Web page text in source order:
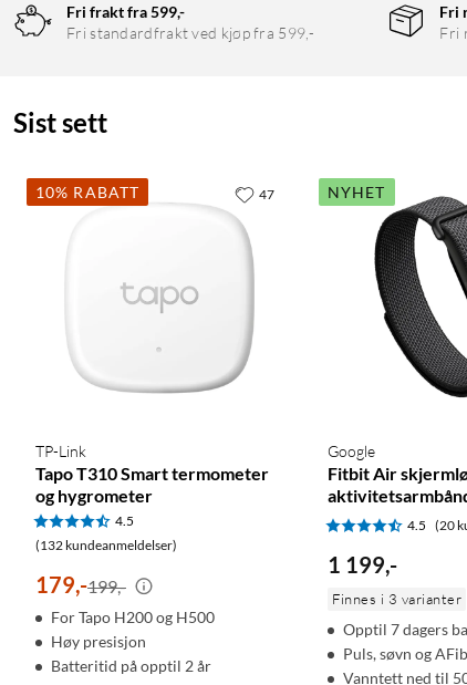
Fri frakt fra 599,-
Fri standardfrakt ved kjøp fra 599,-
Fri
Fri
Sist sett
10% RABATT
TP-Link
Tapo T310 Smart termometer
og hygrometer
4.5
(132 kundeanmeldelser)
179,-199,-
For Tapo H200 og H500
Høy presisjon
Batteritid på opptil 2 år
47 NYHET
Google
Fitbit Air
4.5 (20
1 199,-
Finnes i 3 varianter
Opptil 7 dagers
Puls, søvn og
Vanntett ned til